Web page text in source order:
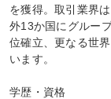
を獲得。取引業界
外13か国にグルー
位確立、更なる世
います。
学歴・資格